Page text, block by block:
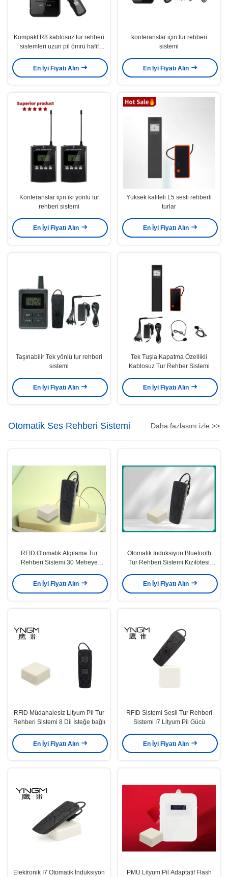
Kompakt R8 kablosuz tur rehberi
sistemleri uzun pil ömrü hafif
En İyi Fiyatı Alın
konferanslar için tur rehberi
sistemi
En İyi Fiyatı Alın
Konferanslar için iki yönlü tur
rehberi sistemi
En İyi Fiyatı Alın
Yüksek kaliteli L5 sesli rehberli
turlar
En İyi Fiyatı Alın
Taşınabilir Tek yönlü tur rehberi
sistemi
En İyi Fiyatı Alın
Tek Tuşla Kapatma Özellikli
Kablosuz Tur Rehber Sistemi
En İyi Fiyatı Alın
Otomatik Ses Rehberi Sistemi Daha fazlasını izle >>
RFID Otomatik Algılama Tur
Rehberi Sistemi 30 Metreye
En İyi Fiyatı Alın
Otomatik İndüksiyon Bluetooth
Tur Rehberi Sistemi Kızılötesi
En İyi Fiyatı Alın
RFID Müdahalesiz Lityum Pil Tur
Rehberi Sistemi 8 Dil İsteğe bağlı
En İyi Fiyatı Alın
RFID Sistemi Sesli Tur Rehberi
Sistemi I7 Lityum Pil Gücü
En İyi Fiyatı Alın
Elektronik I7 Otomatik İndüksiyon
PMU Lityum Pil Adaptatif Flash